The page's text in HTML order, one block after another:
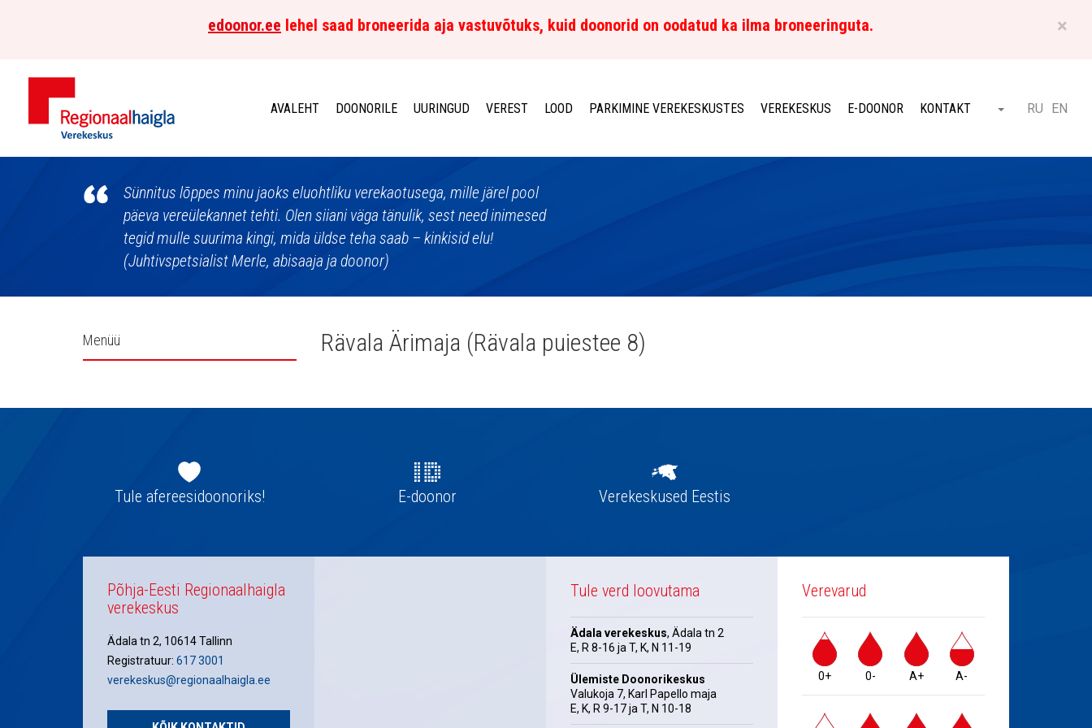
×
edoonor.ee lehel saad broneerida aja vastuvõtuks, kuid doonorid on oodatud ka ilma broneeringuta.
Põhja-
Eesti
Regionaalhaigla
Verekeskus
AVALEHT DOONORILE UURINGUD VEREST LOOD PARKIMINE VEREKESKUSTES VEREKESKUS E-DOONOR KONTAKT Otsi ET
RU EN
Sünnitus lõppes minu jaoks eluohtliku verekaotusega, mille järel pool
päeva vereülekannet tehti. Olen siiani väga tänulik, sest need inimesed
tegid mulle suurima kingi, mida üldse teha saab – kinkisid elu!
(Juhtivspetsialist Merle, abisaaja ja doonor)
Külgpaani
Menüü Rävala Ärimaja (Rävala puiestee 8)
navigatsioonTule afereesidoonoriks! E-doonor Verekeskused Eestis
Põhja-Eesti Regionaalhaigla
verekeskus
Ädala tn 2, 10614 Tallinn
Registratuur: 617 3001
verekeskus@regionaalhaigla.ee
Tule verd loovutama
Ädala verekeskus, Ädala tn 2
E, R 8-16 ja T, K, N 11-19
Ülemiste Doonorikeskus
Valukoja 7, Karl Papello maja
E, K, R 9-17 ja T, N 10-18
Verevarud
0+ 0- A+ A-